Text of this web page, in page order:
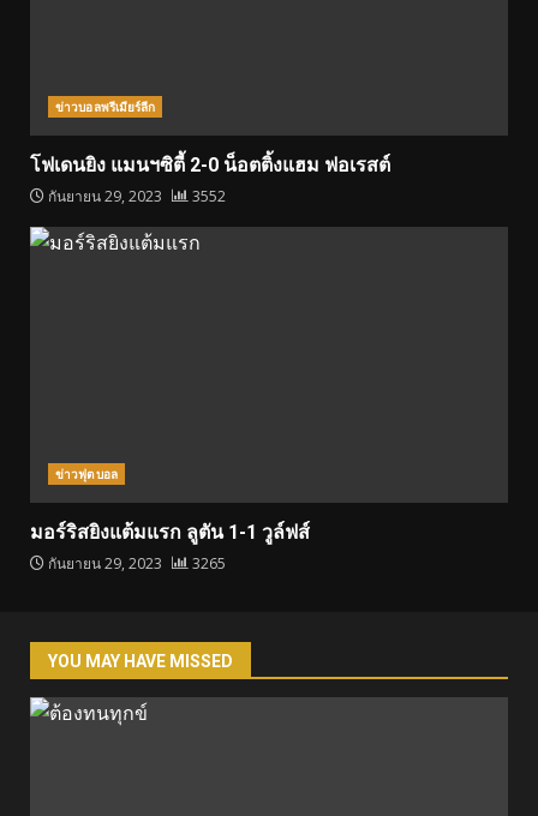
ข่าวบอลพรีเมียร์ลีก
โฟเดนยิง แมนฯซิตี้ 2-0 น็อตติ้งแฮม ฟอเรสต์
กันยายน 29, 2023 3552
ข่าวฟุตบอล
มอร์ริสยิงแต้มแรก ลูตัน 1-1 วูล์ฟส์
กันยายน 29, 2023 3265
YOU MAY HAVE MISSED